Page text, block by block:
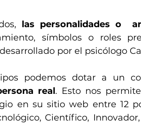
las personalidades o
símbolos o roles
por el psicólogo
podemos dotar a un
real. Esto nos
en su sitio web entre 12
Científico,